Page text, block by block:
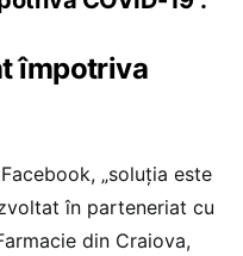
împotriva
„soluția este
în parteneriat cu
din Craiova,